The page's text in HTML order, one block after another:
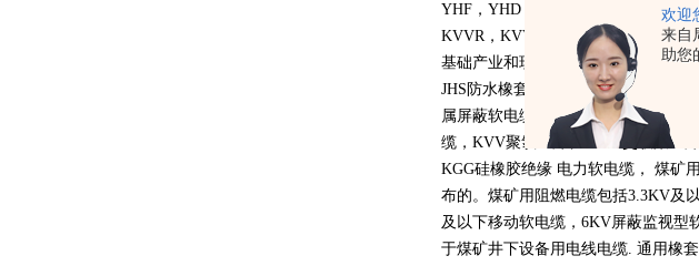
欢迎
来自
助您
YHF ， YHD MHYVR
KVVR， KVVRP KVVRP-22 VV ，
基础产业和现代化工程配套，并多次
JHS 防水橡套扁电缆，YH,YHF
属屏蔽软电缆，
MZ煤矿用电钻电缆
缆， KVV聚氯乙烯、 KYJV 交联聚乙烯
KGG硅橡胶绝缘 电力软电缆， 煤矿
布的。煤矿用阻燃电缆包括3.3KV及
及以下移动软电缆， 6KV屏蔽监视型
于煤矿井下设备用电线电缆. 通用橡